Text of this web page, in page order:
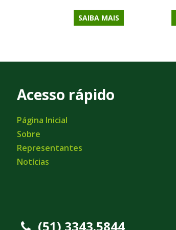
SAIBA MAIS
Acesso rápido
Página Inicial
Sobre
Representantes
Notícias
(51) 3343.5844